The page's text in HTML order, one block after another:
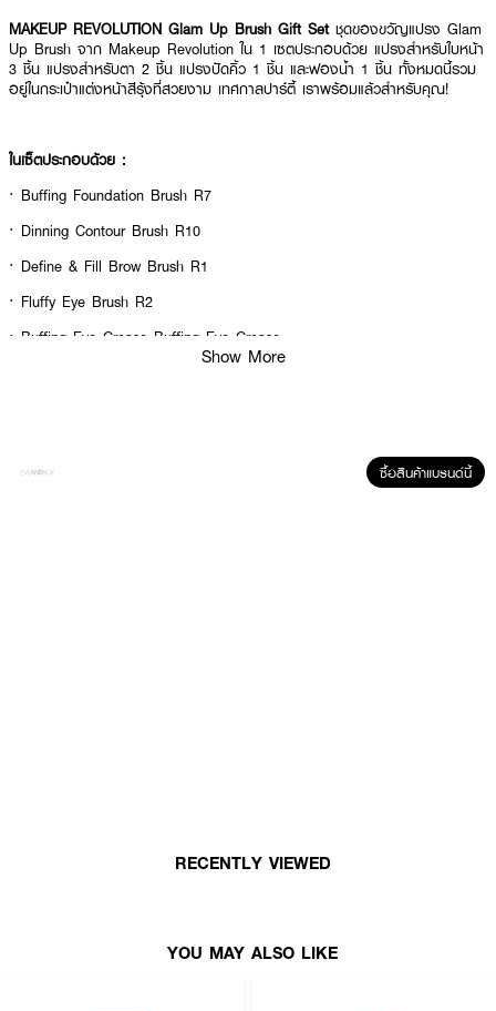
MAKEUP REVOLUTION Glam Up Brush Gift Set ชุดของขวัญแปรง Glam
Up Brush จาก Makeup Revolution ใน 1 เซตประกอบด้วย แปรงสำหรับใบหน้า
3 ชิ้น แปรงสำหรับตา 2 ชิ้น แปรงปัดคิ้ว 1 ชิ้น และฟองน้ำ 1 ชิ้น ทั้งหมดนี้รวม
อยู่ในกระเป๋าแต่งหน้าสีรุ้งที่สวยงาม เทศกาลปาร์ตี้ เราพร้อมแล้วสำหรับคุณ!
ในเซ็ตประกอบด้วย :
· Buffing Foundation Brush R7
· Dinning Contour Brush R10
· Define & Fill Brow Brush R1
· Fluffy Eye Brush R2
· Buffing Eye Crease Buffing Eye Crease
How To Use :
Show More
ซื้อสินค้าแบรนด์นี้
RECENTLY VIEWED
YOU MAY ALSO LIKE